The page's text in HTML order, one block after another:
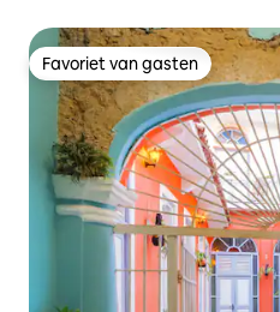
Favoriet van gasten
Favoriet van gasten